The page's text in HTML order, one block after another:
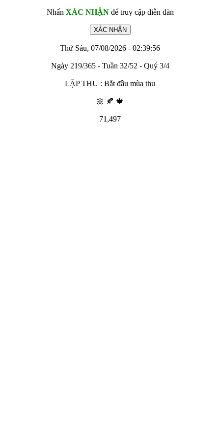
Nhấn XÁC NHẬNđể truy cập diễn đàn
Thứ Sáu, 07/08/2026 - 02:39:56
Ngày 219/365 - Tuần 32/52 - Quý 3/4
LẬP THU : Bắt đầu mùa thu
🌼 🍂 🍁
71,497